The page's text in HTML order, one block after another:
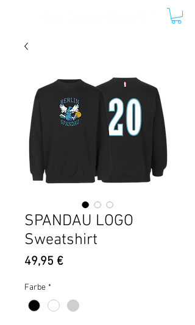
SPANDAU LOGO
Sweatshirt
49,95 €Preis
Farbe *